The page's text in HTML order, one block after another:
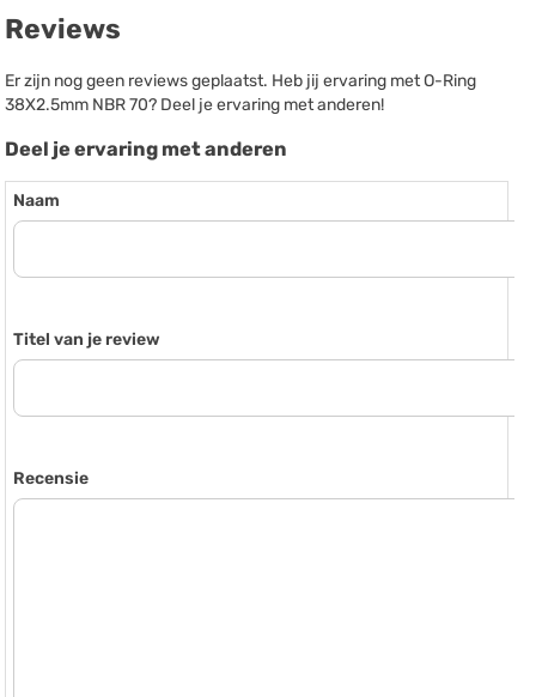
Reviews
Er zijn nog geen reviews geplaatst. Heb jij ervaring met O-Ring
38X2.5mm NBR 70? Deel je ervaring met anderen!
Deel je ervaring met anderen
Naam
Titel van je review
Recensie